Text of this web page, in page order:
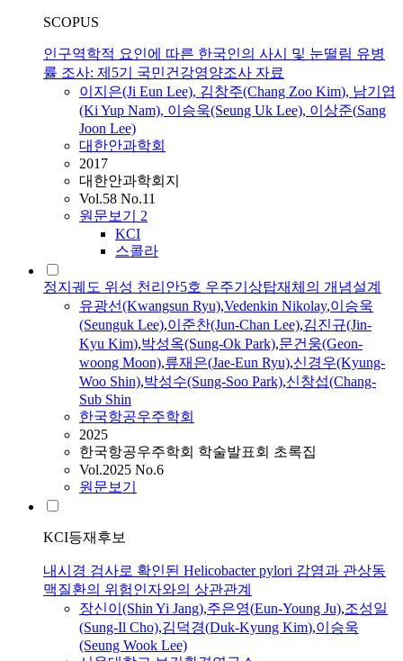
SCOPUS
인구역학적 요인에 따른 한국인의 사시 및 눈떨림 유병
률 조사: 제5기 국민건강영양조사 자료
이지은(Ji Eun Lee), 김창주(Chang Zoo Kim), 남기엽
(Ki Yup Nam), 이승욱(Seung Uk Lee), 이상준(Sang
Joon Lee)
대한안과학회
2017
대한안과학회지
Vol.58 No.11
원문보기 2
KCI
스콜라
정지궤도 위성 천리안5호 우주기상탑재체의 개념설계
유광선(Kwangsun Ryu),Vedenkin Nikolay,이승욱
(Seunguk Lee),이준찬(Jun-Chan Lee),김진규(Jin-
Kyu Kim),박성옥(Sung-Ok Park),문건웅(Geon-
woong Moon),류재은(Jae-Eun Ryu),신경우(Kyung-
Woo Shin),박성수(Sung-Soo Park),신창섭(Chang-
Sub Shin
한국항공우주학회
2025
한국항공우주학회 학술발표회 초록집
Vol.2025 No.6
원문보기
KCI등재후보
내시경 검사로 확인된 Helicobacter pylori 감염과 관상동
맥질환의 위험인자와의 상관관계
장신이(Shin Yi Jang),주은영(Eun-Young Ju),조성일
(Sung-Il Cho),김덕경(Duk-Kyung Kim),이승욱
(Seung Wook Lee)